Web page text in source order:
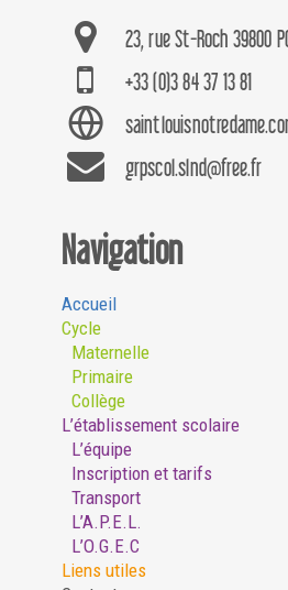
23, rue St-Roch 39800
+33 (0)3 84 37 13 81
grpscol.slnd@free.fr
Navigation
Accueil
Cycle
Maternelle
Primaire
Collège
L’établissement scolaire
L’équipe
Inscription et tarifs
Transport
L’A.P.E.L.
L’O.G.E.C
Liens utiles